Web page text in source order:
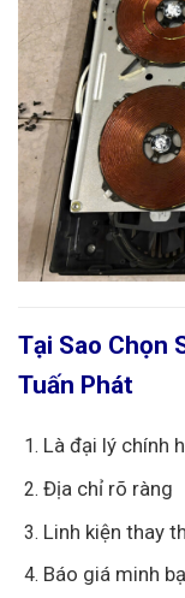
Tại Sao Chọn
Tuấn Phát
Là đại lý chính
Địa chỉ rõ ràng
Linh kiện thay
Báo giá minh